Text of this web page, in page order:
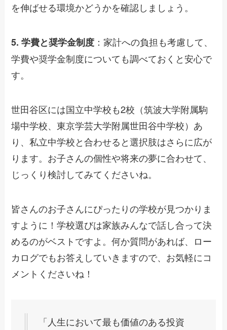
を伸ばせる環境かどうかを確認しましょう。
5. 学費と奨学金制度 ：家計への負担も考慮して、
学費や奨学金制度についても調べておくと安心で
す。
世田谷区には国立中学校も2校（筑波大学附属駒
場中学校、東京学芸大学附属世田谷中学校）あ
り、私立中学校と合わせると選択肢はさらに広が
ります。お子さんの個性や将来の夢に合わせて、
じっくり検討してみてくださいね。
皆さんのお子さんにぴったりの学校が見つかりま
すように！学校選びは家族みんなで話し合って決
めるのがベストですよ。何か質問があれば、ロー
カログでもお答えしていきますので、お気軽にコ
メントくださいね！
「人生において最も価値のある投資